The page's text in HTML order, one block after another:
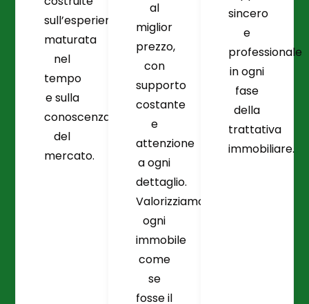
sull’esperienza
maturata
nel
tempo
e sulla
conoscenza
del
mercato.
al
miglior
prezzo,
con
supporto
costante
e
attenzione
a ogni
dettaglio.
Valorizziamo
ogni
immobile
come
se
fosse il
sincero
e
professionale
in ogni
fase
della
trattativa
immobiliare.